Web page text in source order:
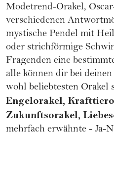
Modetrend-Orakel,
verschiedenen
mystische Pendel mit
oder strichförmige
Fragenden eine
alle können dir bei
wohl beliebtesten Orakel
Engelorakel,
Zukunftsorakel,
mehrfach erwähnte - Ja-